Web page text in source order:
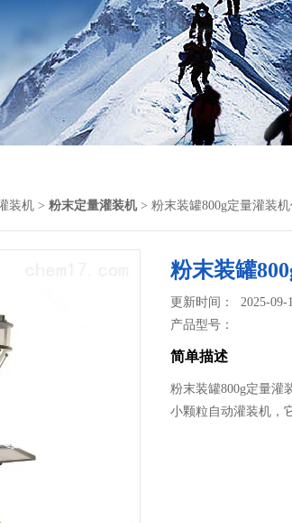
装机 > 粉末定量灌装机> 粉末装罐800g定量灌装机
粉末装罐
更新时间： 2025-09-
产品型号：
简单描述
粉末装罐800g定量灌
小颗粒自动灌装机，